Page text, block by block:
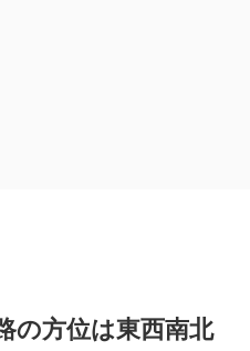
の方位は東西南北